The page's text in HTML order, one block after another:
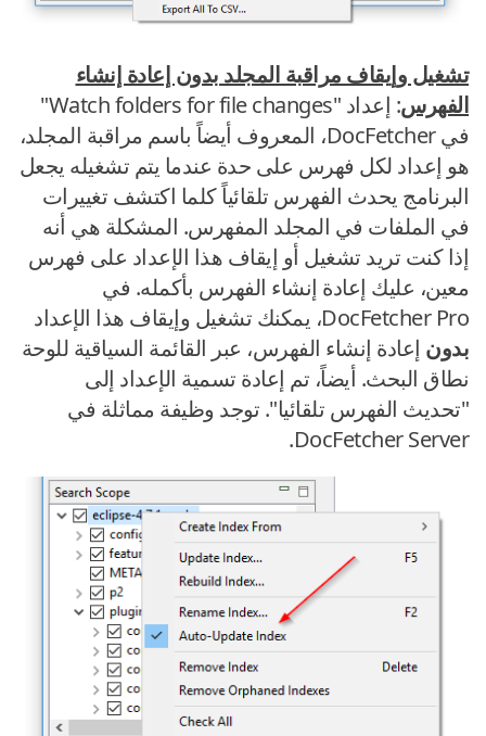
تشغيل وإيقاف مراقبة المجلد بدون إعادة إنشاء
الفهرس
: إعداد "Watch folders for file changes"
في DocFetcher، المعروف أيضاً باسم مراقبة المجلد،
هو إعداد لكل فهرس على حدة عندما يتم تشغيله يجعل
البرنامج يحدث الفهرس تلقائياً كلما اكتشف تغييرات
في الملفات في المجلد المفهرس. المشكلة هي أنه
إذا كنت تريد تشغيل أو إيقاف هذا الإعداد على فهرس
معين، عليك إعادة إنشاء الفهرس بأكمله. في
DocFetcher Pro، يمكنك تشغيل وإيقاف هذا الإعداد
بدون إعادة إنشاء الفهرس، عبر القائمة السياقية للوحة
نطاق البحث. أيضاً، تم إعادة تسمية الإعداد إلى
"تحديث الفهرس تلقائيا". توجد وظيفة مماثلة في
DocFetcher Server.